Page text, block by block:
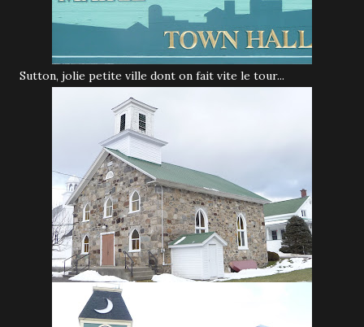
Sutton, jolie petite ville dont on fait vite le tour...